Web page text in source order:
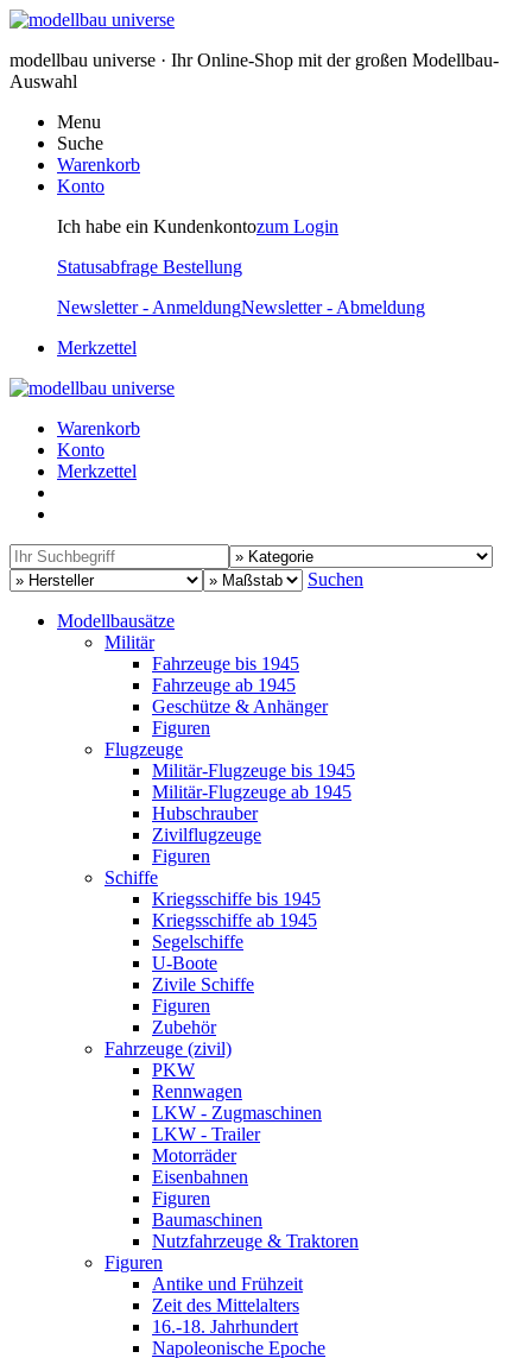
modellbau universe · Ihr Online-Shop mit der großen Modellbau-
Auswahl
Menu
Suche
Warenkorb
Konto
Ich habe ein Kundenkontozum Login
Statusabfrage Bestellung
Newsletter - AnmeldungNewsletter - Abmeldung
Merkzettel
Warenkorb
Konto
Merkzettel
Suchen
Modellbausätze
Militär
Fahrzeuge bis 1945
Fahrzeuge ab 1945
Geschütze & Anhänger
Figuren
Flugzeuge
Militär-Flugzeuge bis 1945
Militär-Flugzeuge ab 1945
Hubschrauber
Zivilflugzeuge
Figuren
Schiffe
Kriegsschiffe bis 1945
Kriegsschiffe ab 1945
Segelschiffe
U-Boote
Zivile Schiffe
Figuren
Zubehör
Fahrzeuge (zivil)
PKW
Rennwagen
LKW - Zugmaschinen
LKW - Trailer
Motorräder
Eisenbahnen
Figuren
Baumaschinen
Nutzfahrzeuge & Traktoren
Figuren
Antike und Frühzeit
Zeit des Mittelalters
16.-18. Jahrhundert
Napoleonische Epoche